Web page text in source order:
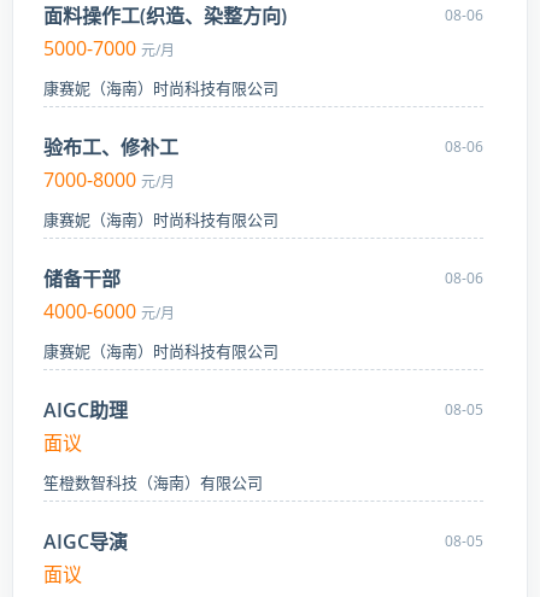
08-06
面料操作工(织造、染整方向)
5000-7000 元/月
康赛妮（海南）时尚科技有限公司
08-06
验布工、修补工
7000-8000 元/月
康赛妮（海南）时尚科技有限公司
08-06
储备干部
4000-6000 元/月
康赛妮（海南）时尚科技有限公司
08-05
AIGC助理
面议
笙橙数智科技（海南）有限公司
08-05
AIGC导演
面议